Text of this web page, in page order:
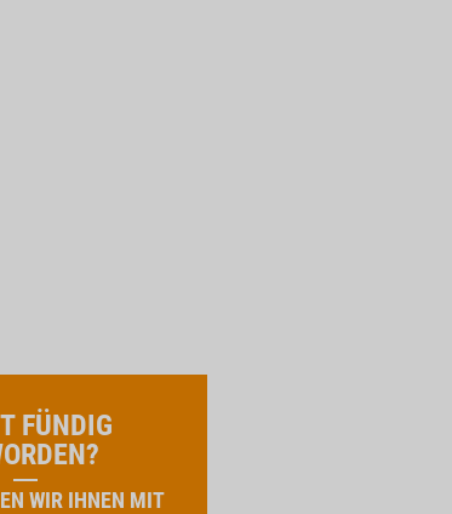
FÜNDIG
WIR IHNEN MIT